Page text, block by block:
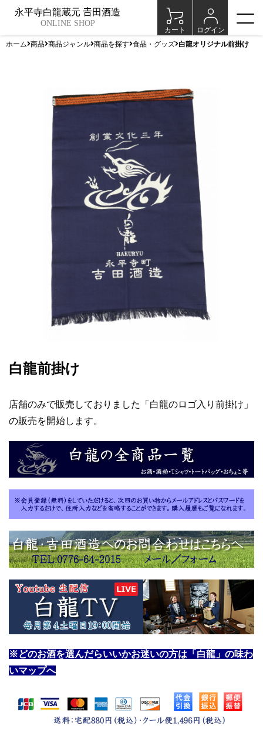
永平寺白龍蔵元 𠮷田酒造
ONLINE SHOP
カート
ログイン
ホーム 商品 商品ジャンル 商品を探す 食品・グッズ 白龍オリジナル前掛け
白龍前掛け
店舗のみで販売しておりました「白龍のロゴ入り前掛け」
の販売を開始します。
※どのお酒を選んだらいいかお迷いの方は「白龍」の味わ
いマップへ